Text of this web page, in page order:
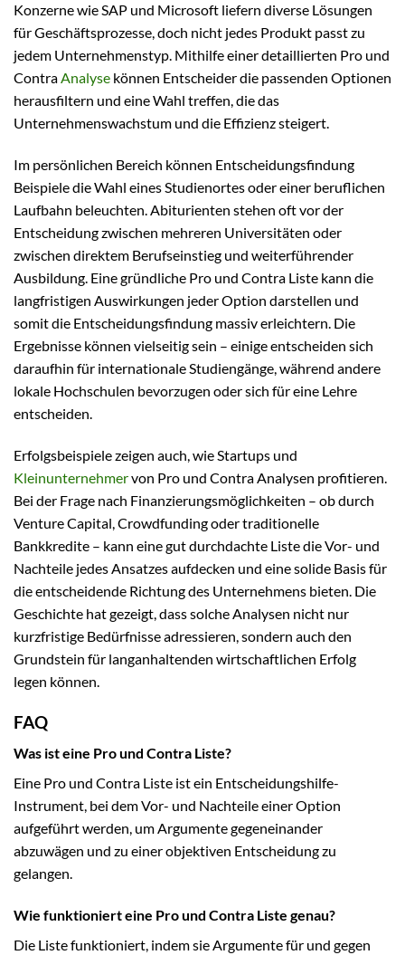
Konzerne wie SAP und Microsoft liefern diverse Lösungen
für Geschäftsprozesse, doch nicht jedes Produkt passt zu
jedem Unternehmenstyp. Mithilfe einer detaillierten Pro und
ContraAnalyse können Entscheider die passenden Optionen
herausfiltern und eine Wahl treffen, die das
Unternehmenswachstum und die Effizienz steigert.
Im persönlichen Bereich können Entscheidungsfindung
Beispiele die Wahl eines Studienortes oder einer beruflichen
Laufbahn beleuchten. Abiturienten stehen oft vor der
Entscheidung zwischen mehreren Universitäten oder
zwischen direktem Berufseinstieg und weiterführender
Ausbildung. Eine gründliche Pro und Contra Liste kann die
langfristigen Auswirkungen jeder Option darstellen und
somit die Entscheidungsfindung massiv erleichtern. Die
Ergebnisse können vielseitig sein – einige entscheiden sich
daraufhin für internationale Studiengänge, während andere
lokale Hochschulen bevorzugen oder sich für eine Lehre
entscheiden.
Erfolgsbeispiele zeigen auch, wie Startups und
Kleinunternehmervon Pro und Contra Analysen profitieren.
Bei der Frage nach Finanzierungsmöglichkeiten – ob durch
Venture Capital, Crowdfunding oder traditionelle
Bankkredite – kann eine gut durchdachte Liste die Vor- und
Nachteile jedes Ansatzes aufdecken und eine solide Basis für
die entscheidende Richtung des Unternehmens bieten. Die
Geschichte hat gezeigt, dass solche Analysen nicht nur
kurzfristige Bedürfnisse adressieren, sondern auch den
Grundstein für langanhaltenden wirtschaftlichen Erfolg
legen können.
FAQ
Was ist eine Pro und Contra Liste?
Eine Pro und Contra Liste ist ein Entscheidungshilfe-
Instrument, bei dem Vor- und Nachteile einer Option
aufgeführt werden, um Argumente gegeneinander
abzuwägen und zu einer objektiven Entscheidung zu
gelangen.
Wie funktioniert eine Pro und Contra Liste genau?
Die Liste funktioniert, indem sie Argumente für und gegen